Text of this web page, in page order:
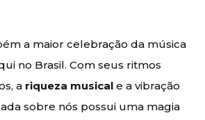
a maior celebração da música
no Brasil. Com seus ritmos
a riqueza musical e a vibração
sobre nós possui uma magia